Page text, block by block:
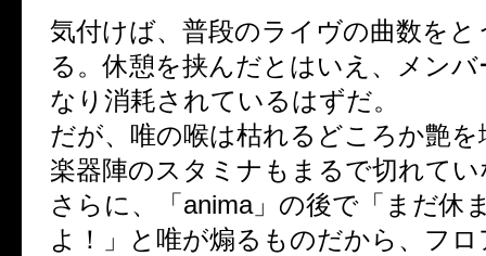
気付けば、普段のライヴの曲数を
る。休憩を挟んだとはいえ、メン
なり消耗されているはずだ。
だが、唯の喉は枯れるどころか艶
楽器陣のスタミナもまるで切れて
さらに、「anima」の後で「まだ休
よ！」と唯が煽るものだから、フ